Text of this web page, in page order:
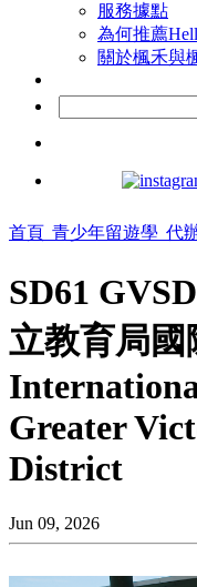
服務據點
為何推薦
關於楓禾與
首頁 青少年留遊學 代
SD61
立教育局
Greater
District
Jun 09, 2026